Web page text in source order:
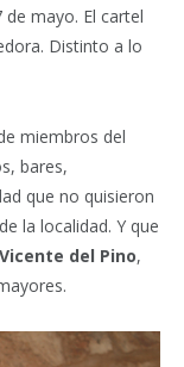
mayo. El cartel
Distinto a lo
miembros del
bares,
que no quisieron
la localidad. Y que
Vicente del Pino,